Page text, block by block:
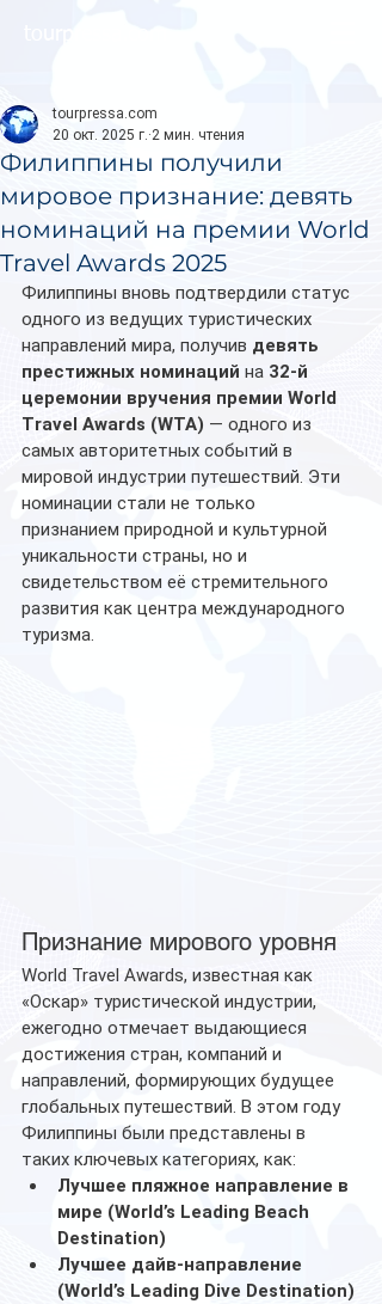
Филиппины получили
мировое признание: девять
номинаций на премии World
Travel Awards 2025
tourpressa.com
20 окт. 2025 г. 2 мин. чтения
Филиппины вновь подтвердили статус
одного из ведущих туристических
направлений мира, получив девять
престижных номинаций на 32-й
церемонии вручения премии World
Travel Awards (WTA) — одного из
самых авторитетных событий в
мировой индустрии путешествий. Эти
номинации стали не только
признанием природной и культурной
уникальности страны, но и
свидетельством её стремительного
развития как центра международного
туризма.
Признание мирового уровня
World Travel Awards, известная как
«Оскар» туристической индустрии,
ежегодно отмечает выдающиеся
достижения стран, компаний и
направлений, формирующих будущее
глобальных путешествий. В этом году
Филиппины были представлены в
таких ключевых категориях, как:
Лучшее пляжное направление в
мире (World’s Leading Beach
Destination)
Лучшее дайв-направление
(World’s Leading Dive Destination)